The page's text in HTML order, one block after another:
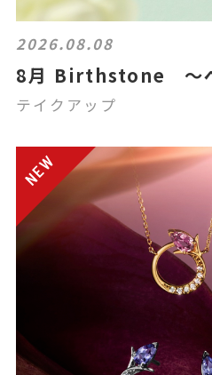
2026.08.08
8月 Birthstone ～
テイクアップ